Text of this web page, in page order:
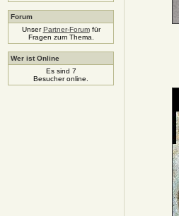
Forum
UnserPartner-Forumfür
Fragen zum Thema.
Wer ist Online
Es sind 7
Besucher online.